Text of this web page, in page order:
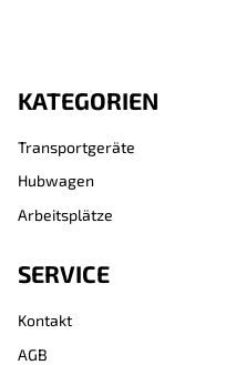
KATEGORIEN
Transportgeräte
Hubwagen
Arbeitsplätze
SERVICE
Kontakt
AGB